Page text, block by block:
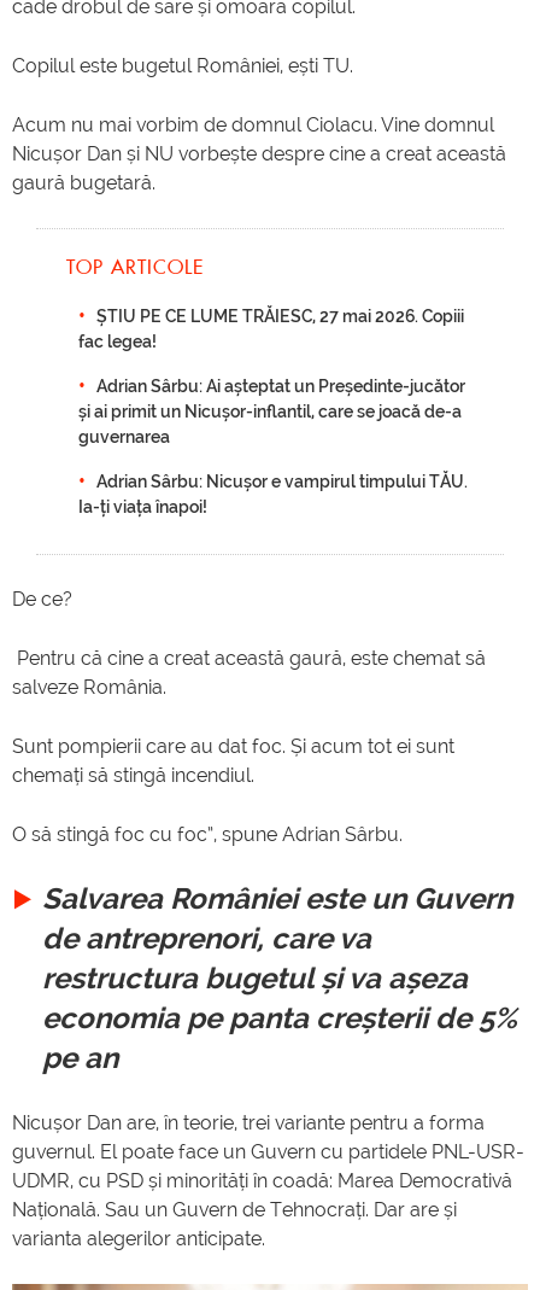
cade drobul de sare și omoară copilul.
Copilul este bugetul României, ești TU.
Acum nu mai vorbim de domnul Ciolacu. Vine domnul
Nicușor Dan și NU vorbește despre cine a creat această
gaură bugetară.
TOP ARTICOLE
ȘTIU PE CE LUME TRĂIESC, 27 mai 2026. Copiii
fac legea!
Adrian Sârbu: Ai așteptat un Președinte-jucător
și ai primit un Nicușor-inflantil, care se joacă de-a
guvernarea
Adrian Sârbu: Nicușor e vampirul timpului TĂU.
Ia-ți viața înapoi!
De ce?
Pentru că cine a creat această gaură, este chemat să
salveze România.
Sunt pompierii care au dat foc. Și acum tot ei sunt
chemați să stingă incendiul.
O să stingă foc cu foc”, spune Adrian Sârbu.
Salvarea României este un Guvern
de antreprenori, care va
restructura bugetul și va așeza
economia pe panta creșterii de 5%
pe an
Nicușor Dan are, în teorie, trei variante pentru a forma
guvernul. El poate face un Guvern cu partidele PNL-USR-
UDMR, cu PSD și minorități în coadă: Marea Democrativă
Națională. Sau un Guvern de Tehnocrați. Dar are și
varianta alegerilor anticipate.